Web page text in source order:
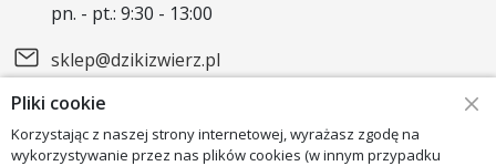
pn. - pt.: 9:30 - 13:00
sklep@dzikizwierz.pl
Obserwuj nas
Pliki cookie
Korzystając z naszej strony internetowej, wyrażasz zgodę na
wykorzystywanie przez nas plików cookies (w innym przypadku